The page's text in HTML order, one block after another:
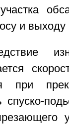
и выходу
спуско-